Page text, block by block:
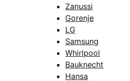
Zanussi
Gorenje
LG
Samsung
Whirlpool
Bauknecht
Hansa